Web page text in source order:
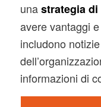
unastrategia
avere vantaggi
includono
informazioni di